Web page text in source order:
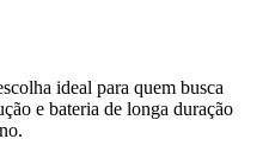
ideal para quem busca
e bateria de longa duração